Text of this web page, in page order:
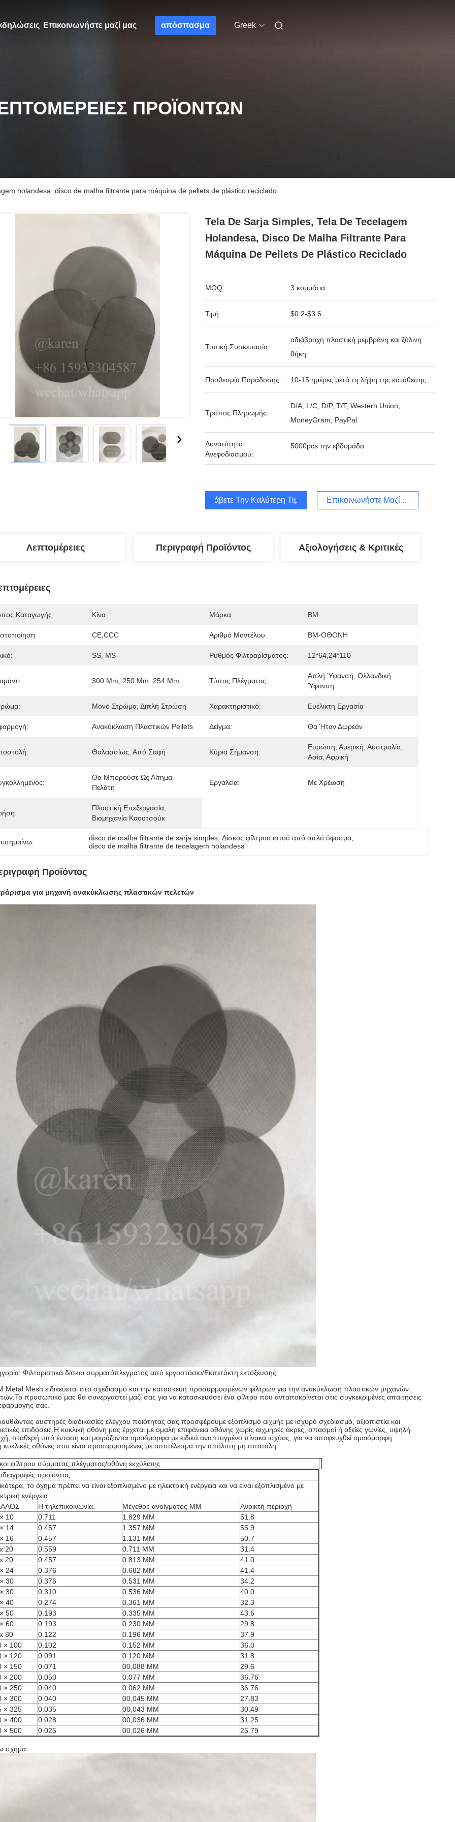
Επικοινωνήστε μαζί μας απόσπασμα Greek
ΠΡΟΪΌΝΤΩΝ
holandesa, disco de malha filtrante para máquina de pellets de plástico reciclado
Tela De Sarja Simples, Tela De Tecelagem
Holandesa, Disco De Malha Filtrante Para
Máquina De Pellets De Plástico Reciclado
MOQ: 3 κομμάτια
Τιμή: $0.2-$3.6
Τυπική Συσκευασία:
αδιάβροχη πλαστική μεμβράνη και ξύλινη
θήκη
Προθεσμία Παράδοσης: 10-15 ημέρες μετά τη λήψη της κατάθεσης
Τρόπος Πληρωμής:
D/A, L/C, D/P, T/T, Western Union,
MoneyGram, PayPal
Δυνατότητα
Ανεφοδιασμού:
5000pcs την εβδομάδα
Λάβετε Την Καλύτερη Τιμή Επικοινωνήστε Μαζί Μας
Λεπτομέρειες Περιγραφή Προϊόντος Αξιολογήσεις & Κριτικές
Καταγωγής Κίνα Μάρκα BM
CE,CCC Αριθμό Μοντέλου BM-ΟΘΟΝΗ
SS, MS Ρυθμός Φιλτραρίσματος: 12*64,24*110
300 Mm, 250 Mm, 254 Mm ... Τύπος Πλέγματος:
Απλή Ύφανση, Ολλανδική
Ύφανση
Μονό Στρώμα, Διπλή Στρώση Χαρακτηριστικό: Ευέλικτη Εργασία
Ανακύκλωση Πλαστικών Pellets Δείγμα: Θα Ήταν Δωρεάν
Θαλασσίως, Από Σαφή Κύρια Σήμανση:
Ευρώπη, Αμερική, Αυστραλία,
Ασία, Αφρική
Θα Μπορούσε Ως Αίτημα
Πελάτη
Εργαλεία: Με Χρέωση
Πλαστική Επεξεργασία,
Βιομηχανία Καουτσούκ
disco de malha filtrante de sarja simples , Δίσκος φίλτρου ιστού από απλό ύφασμα
disco de malha filtrante de tecelagem holandesa
Προϊόντος
για μηχανή ανακύκλωσης πλαστικών πελετών
Φιλταριστικά δίσκοι συρματόπλεγματος από εργοστάσιο/Εκπετάκτη εκτόξευσης
Metal Mesh ειδικεύεται στο σχεδιασμό και την κατασκευή προσαρμοσμένων φίλτρων για την ανακύκλωση πλαστικών μηχανών
προσωπικό μας θα συνεργαστεί μαζί σας για να κατασκευάσει ένα φίλτρο που ανταποκρίνεται στις συγκεκριμένες απαιτήσεις
σας.
αυστηρές διαδικασίες ελέγχου ποιότητας σας προσφέρουμε εξοπλισμό αιχμής με ισχυρό σχεδιασμό, αξιοπιστία και
επιδόσεις.Η κυκλική οθόνη μας έρχεται με ομαλή επιφάνεια οθόνης χωρίς αιχμηρές άκρες, σπασμοί ή οξείες γωνίες, υψηλή
σταθερή υπό ένταση και μοιράζονται ομοιόμορφα με ειδικά αναπτυγμένο πίνακα ισχύος, για να αποφευχθεί ομοιόμορφη
οθόνες που είναι προσαρμοσμένες με αποτέλεσμα την απόλυτη μη σπατάλη.
φίλτρου σύρματος πλέγματος/οθόνη εκχύλισης
προϊόντος
το όχημα πρέπει να είναι εξοπλισμένο με ηλεκτρική ενέργεια και να είναι εξοπλισμένο με
ενέργεια.
Η τηλεπικοινωνία. Μέγεθος ανοίγματος MM
Ανοικτή περιοχή
10
0.711 1.829 MM
51.8
14
0.457 1.357 MM
55.9
16
0.457 1.131 MM
50.7
20
0.559 0.711 MM
31.4
20
0.457 0.813 MM
41.0
24
0.376 0.682 MM
41.4
30
0.376 0.531 MM
34.2
30
0.310 0.536 MM
40.0
40
0.274 0.361 MM
32.3
50
0.193 0.335 MM
43.6
60
0.193 0.230 MM
29.8
80
0.122 0.196 MM
37.9
× 100
0.102 0.152 MM
36.0
× 120
0.091 0.120 MM
31.8
× 150
0.071 00,088 MM
29.6
× 200
0.050 0.077 MM
36.76
× 250
0.040 0.062 MM
36.76
× 300
0.040 00,045 MM
27.83
× 325
0.035 00,043 MM
30.49
× 400
0.028 00,036 MM
31.25
× 500
0.025 00,026 MM 25.79
σχήμα: